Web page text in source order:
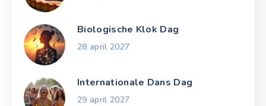
Biologische Klok Dag
28 april 2027
Internationale Dans Dag
29 april 2027